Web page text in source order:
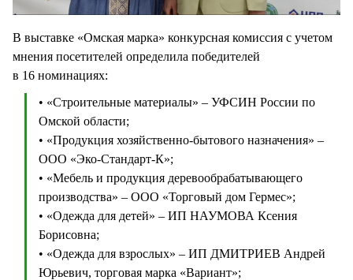
В выставке «Омская марка» конкурсная комиссия с учетом
мнения посетителей определила победителей
в 16 номинациях:
• «Строительные материалы» – УФСИН России по
Омской области;
• «Продукция хозяйственно-бытового назначения» –
ООО «Эко-Стандарт-К»;
• «Мебель и продукция деревообрабатывающего
производства» – ООО «Торговый дом Гермес»;
• «Одежда для детей» – ИП НАУМОВА Ксения
Борисовна;
• «Одежда для взрослых» – ИП ДМИТРИЕВ Андрей
Юрьевич, торговая марка «Вариант»;